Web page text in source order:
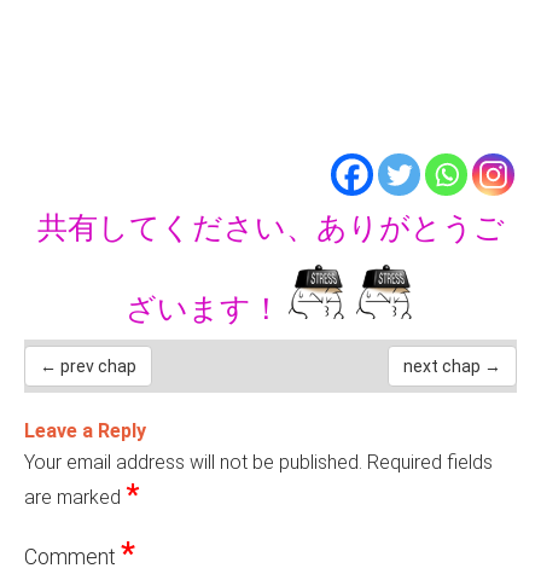
共有してください、ありがとうご
ざいます！
← prev chap next chap →
Leave a Reply
Your email address will not be published. Required fields
are marked *
Comment *